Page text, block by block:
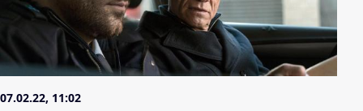
07.02.22, 11:02